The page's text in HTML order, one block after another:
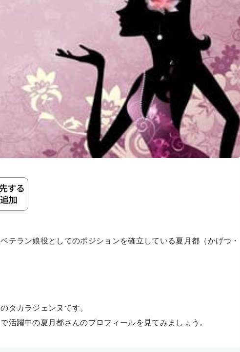
テラン娘役としてのポジションを確立している夏月都（かげつ・
タカラジェンヌです。
活躍中の夏月都さんのプロフィールを見てみましょう。